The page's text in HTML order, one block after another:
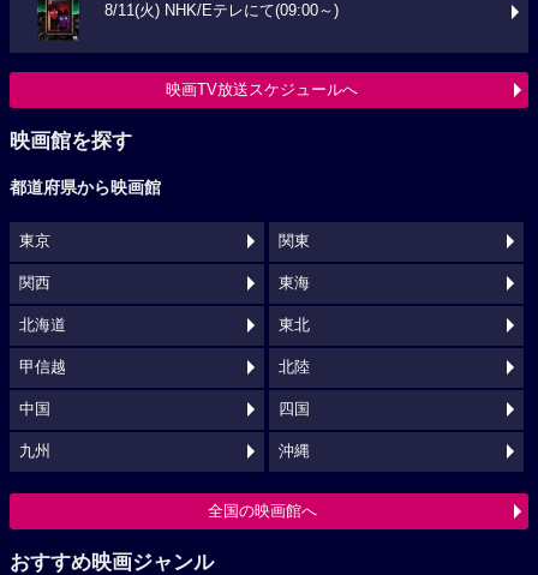
8/11(火) NHK/Eテレにて(09:00～)
映画TV放送スケジュールへ
映画館を探す
都道府県から映画館
東京 関東
関西 東海
北海道 東北
甲信越 北陸
中国 四国
九州 沖縄
全国の映画館へ
おすすめ映画ジャンル